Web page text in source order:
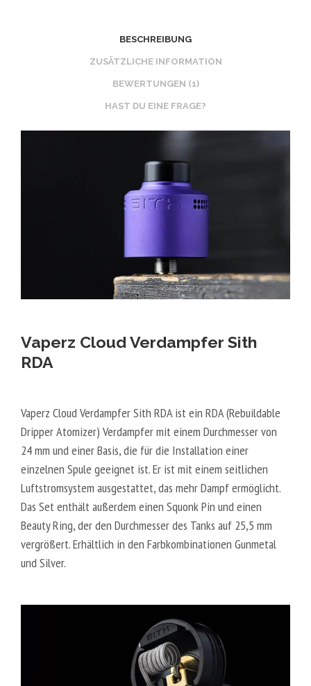
BESCHREIBUNG
ZUSÄTZLICHE INFORMATION
BEWERTUNGEN (1)
HAST DU EINE FRAGE?
Vaperz Cloud Verdampfer Sith
RDA
Vaperz Cloud Verdampfer Sith RDA ist ein RDA (Rebuildable
Dripper Atomizer) Verdampfer mit einem Durchmesser von
24 mm und einer Basis, die für die Installation einer
einzelnen Spule geeignet ist. Er ist mit einem seitlichen
Luftstromsystem ausgestattet, das mehr Dampf ermöglicht.
Das Set enthält außerdem einen Squonk Pin und einen
Beauty Ring, der den Durchmesser des Tanks auf 25,5 mm
vergrößert. Erhältlich in den Farbkombinationen Gunmetal
und Silver.